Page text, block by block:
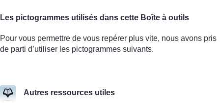
Les pictogrammes utilisés dans cette Boîte à outils
Pour vous permettre de vous repérer plus vite, nous avons pris
de parti d’utiliser les pictogrammes suivants.
Autres ressources utiles